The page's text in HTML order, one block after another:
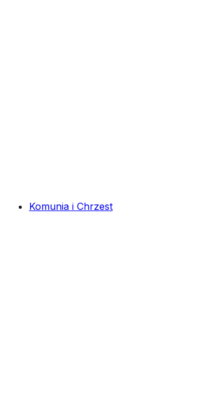
Komunia i Chrzest